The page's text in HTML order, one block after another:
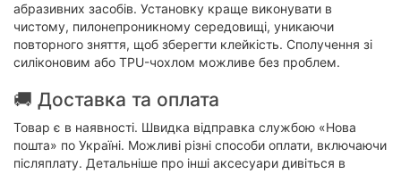
абразивних засобів. Установку краще виконувати в
чистому, пилонепроникному середовищі, уникаючи
повторного зняття, щоб зберегти клейкість. Сполучення зі
силіконовим або TPU-чохлом можливе без проблем.
🚚 Доставка та оплата
Товар є в наявності. Швидка відправка службою «Нова
пошта» по Україні. Можливі різні способи оплати, включаючи
післяплату. Детальніше про інші аксесуари дивіться в